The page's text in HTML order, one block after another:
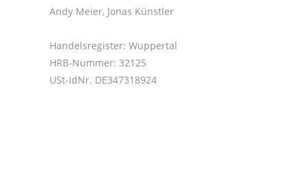
Andy Meier, Jonas Künstler
Handelsregister: Wuppertal
HRB-Nummer: 32125
USt-IdNr. DE347318924